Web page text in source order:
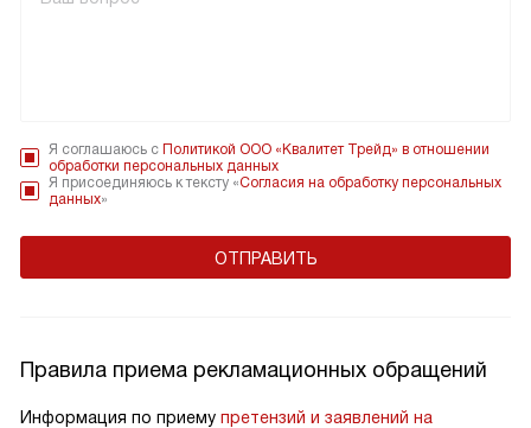
Я соглашаюсь с Политикой ООО «Квалитет Трейд» в отношении
обработки персональных данных
Я присоединяюсь к тексту «Согласия на обработку персональных
данных»
Правила приема рекламационных обращений
Информация по приему претензий и заявлений на